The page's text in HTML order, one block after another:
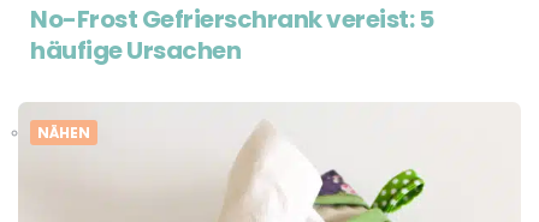
No-Frost Gefrierschrank vereist: 5
häufige Ursachen
NÄHEN